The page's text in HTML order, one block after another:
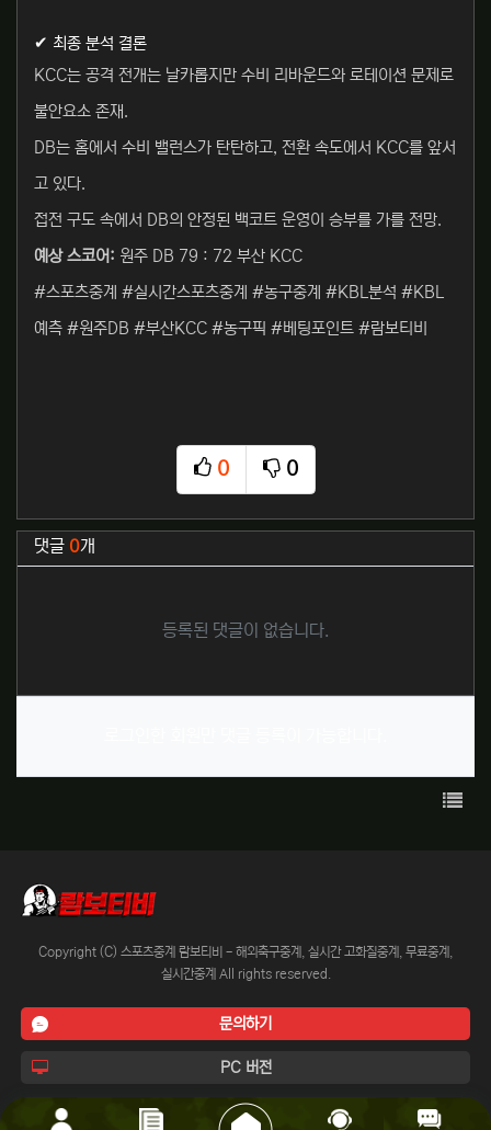
✔ 최종 분석 결론
KCC는 공격 전개는 날카롭지만 수비 리바운드와 로테이션 문제로
불안요소 존재.
DB는 홈에서 수비 밸런스가 탄탄하고, 전환 속도에서 KCC를 앞서
고 있다.
접전 구도 속에서 DB의 안정된 백코트 운영이 승부를 가를 전망.
예상 스코어: 원주 DB 79 : 72 부산 KCC
#스포츠중계 #실시간스포츠중계 #농구중계 #KBL분석 #KBL
예측 #원주DB #부산KCC #농구픽 #베팅포인트 #람보티비
0
추천
0
비추천
관련자료
댓글 0개
등록된 댓글이 없습니다.
목록
Copyright (C) 스포츠중계 람보티비 - 해외축구중계, 실시간 고화질중계, 무료중계,
실시간중계 All rights reserved.
문의하기
PC 버전